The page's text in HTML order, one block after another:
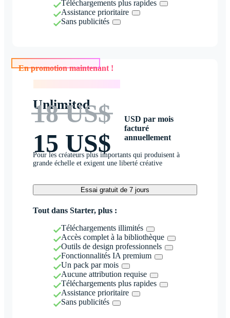
Téléchargements plus rapides
Assistance prioritaire
Sans publicités
En promotion maintenant !
Unlimited
18 US$
15 US$
USD par mois
facturé
annuellement
Pour les créateurs plus importants qui produisent à
grande échelle et exigent une liberté créative
Essai gratuit de 7 jours
Tout dans Starter, plus :
Téléchargements illimités
Accès complet à la bibliothèque
Outils de design professionnels
Fonctionnalités IA premium
Un pack par mois
Aucune attribution requise
Téléchargements plus rapides
Assistance prioritaire
Sans publicités